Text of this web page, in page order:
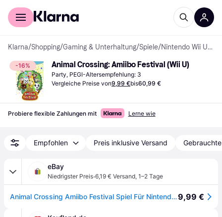
Für Shopper
Klarna/Shopping/Gaming & Unterhaltung/Spiele/ Nintendo Wii U-Spiele
-16% Animal Crossing: Amiibo Festival (Wii U)
Party, PEGI-Altersempfehlung: 3
Vergleiche Preise von9,99 €bis60,99 €
Probiere flexible Zahlungen mit Lerne wie
Empfohlen Preis inklusive Versand
eBay
Niedrigster Preis·6,19 € Versand, 1–2 Tage
Animal Crossing Amiibo Festival Spiel Für Nintendo Wiiu Neu Ovp - Usk Ab 0 Jahre9,99 €